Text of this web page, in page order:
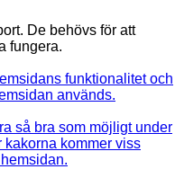
De behövs för att
fungera.
funktionalitet och
används.
så bra som möjligt under
kakorna kommer viss